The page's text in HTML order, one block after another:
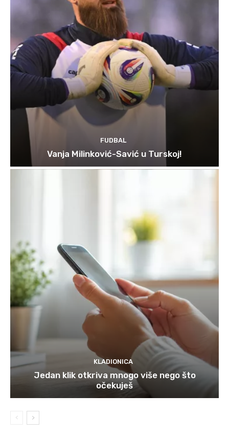
FUDBAL
Vanja Milinković-Savić u Turskoj!
KLADIONICA
Jedan klik otkriva mnogo više nego što
očekuješ